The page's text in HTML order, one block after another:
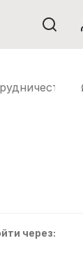
через: